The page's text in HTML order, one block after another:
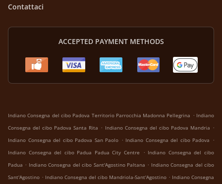
Contattaci
ACCEPTED PAYMENT METHODS
Indiano Consegna del cibo Padova Territorio Parrocchia Madonna Pellegrina . Indiano
Consegna del cibo Padova Santa Rita . Indiano Consegna del cibo Padova Mandria .
Indiano Consegna del cibo Padova San Paolo . Indiano Consegna del cibo Padova .
Indiano Consegna del cibo Padua Padua City Centre
. Indiano Consegna del cibo
Padua . Indiano Consegna del cibo Sant'Agostino Paltana . Indiano Consegna del cibo
Sant'Agostino . Indiano Consegna del cibo Mandriola-Sant'Agostino . Indiano Consegna